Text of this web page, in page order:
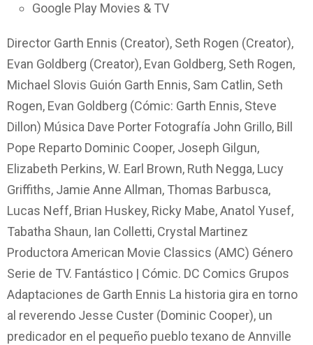
Google Play Movies & TV
Director Garth Ennis (Creator), Seth Rogen (Creator),
Evan Goldberg (Creator), Evan Goldberg, Seth Rogen,
Michael Slovis Guión Garth Ennis, Sam Catlin, Seth
Rogen, Evan Goldberg (Cómic: Garth Ennis, Steve
Dillon) Música Dave Porter Fotografía John Grillo, Bill
Pope Reparto Dominic Cooper, Joseph Gilgun,
Elizabeth Perkins, W. Earl Brown, Ruth Negga, Lucy
Griffiths, Jamie Anne Allman, Thomas Barbusca,
Lucas Neff, Brian Huskey, Ricky Mabe, Anatol Yusef,
Tabatha Shaun, Ian Colletti, Crystal Martinez
Productora American Movie Classics (AMC) Género
Serie de TV. Fantástico | Cómic. DC Comics Grupos
Adaptaciones de Garth Ennis La historia gira en torno
al reverendo Jesse Custer (Dominic Cooper), un
predicador en el pequeño pueblo texano de Annville